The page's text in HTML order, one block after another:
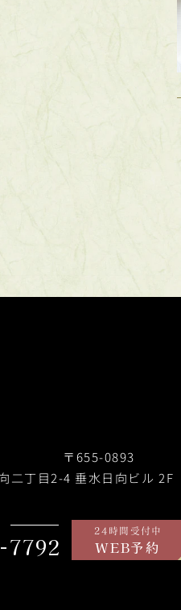
〒655-0893
二丁目2-4 垂水日向ビル 2F
7792
24時間受付中
WEB予約